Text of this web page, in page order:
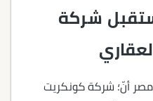
شركة
مصر أنّ؛ شركة كونكريت